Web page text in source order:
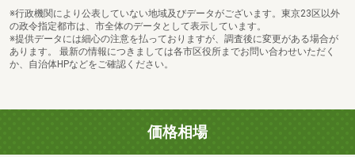
※行政機関により公表していない地域及びデータがございます。東京23区以外
の政令指定都市は、市全体のデータとして表示しています。
※提供データには細心の注意を払っておりますが、調査後に変更がある場合が
あります。 最新の情報につきましては各市区役所までお問い合わせいただく
か、自治体HPなどをご確認ください。
価格相場